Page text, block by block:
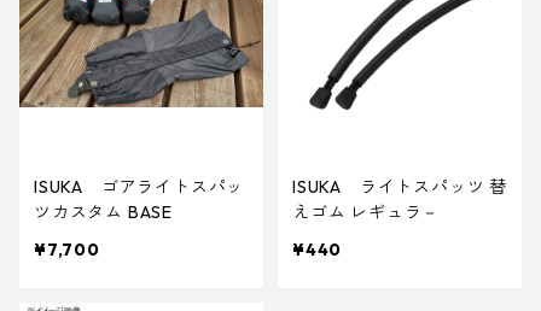
ISUKA ゴアライトスパッ
ツカスタム BASE
¥7,700
ISUKA ライトスパッツ 替
えゴム レギュラ－
¥440